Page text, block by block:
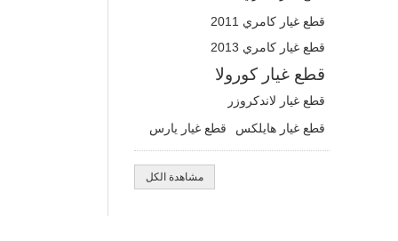
قطع غيار كامري 2011
قطع غيار كامري 2013
قطع غيار كورولا
قطع غيار لاندكروزر
قطع غيار هايلكس قطع غيار يارس
مشاهدة الكل